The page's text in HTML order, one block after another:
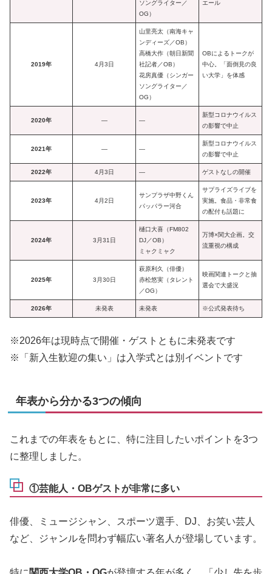
ソングライター／
OG）
エール
2019年 4月3日
山里亮太（南海キャ
ンディーズ／OB）
高橋大作（朝日新聞
社記者／OB）
花房真優（シンガー
ソングライター／
OG）
OBによるトークが
中心。「面倒見の良
い大学」を体感
2020年 ― ―
新型コロナウイルス
の影響で中止
2021年 ― ―
新型コロナウイルス
の影響で中止
2022年 4月3日 ― ゲストなしの開催
2023年 4月2日
サンプラザ中野くん
パッパラー河合
サプライズライブを
実施。食品・非常食
の配付も話題に
2024年 3月31日
樋口大喜（FM802
DJ／OB）
ミャクミャク
万博×関大企画。交
流重視の構成
2025年 3月30日
萩原利久（俳優）
赤松悠実（タレント
／OG）
映画関連トークと抽
選会で大盛況
2026年 未発表 未発表 ※公式発表待ち
※2026年は現時点で開催・ゲストともに未発表です
※「新入生歓迎の集い」は入学式とは別イベントです
年表から分かる3つの傾向
これまでの年表をもとに、特に注目したいポイントを3つ
に整理しました。
①芸能人・OBゲストが非常に多い
俳優、ミュージシャン、スポーツ選手、DJ、お笑い芸人
など、ジャンルを問わず幅広い著名人が登場しています。